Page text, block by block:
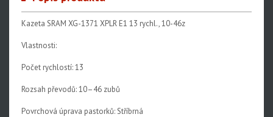
Rival AXS E1
Force XPLR AXS E1
Rival XPLR AXS E1
Force eTap AXS Iridescent
Force eTap AXS
Kazeta SRAM XG-1371 XPLR E1 13 rychl., 10-46z
Vlastnosti:
Počet rychlostí: 13
Rozsah převodů: 10–46 zubů
Povrchová úprava pastorků: Stříbrná